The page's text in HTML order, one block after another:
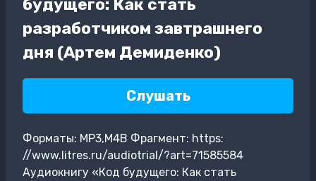
разработчиком завтрашнего
дня (Артем Демиденко)
Слушать
Форматы: MP3,M4B Фрагмент: https:
//www.litres.ru/audiotrial/?art=71585584
Аудиокнигу «Код будущего: Как стать